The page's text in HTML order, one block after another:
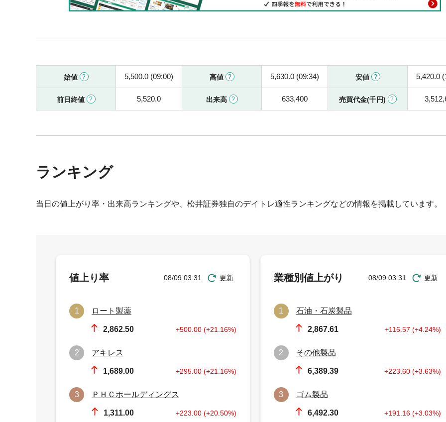
始値 5,500.0 (09:00) 高値 5,630.0 (09:34) 安値 5,420.0
前日終値 5,520.0 出来高 633,400 売買代金(千円)
ランキング
当日の値上がり率・出来高ランキングや、松井証券独自のデイトレ適性ランキングなどの情報を掲載しています。